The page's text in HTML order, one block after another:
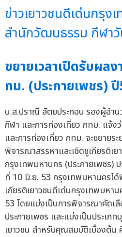
ข่าวเยาวชนดีเด่นกรุง
สำนักวัฒนธรรม กีฬา
ขยายเวลาเปิดรับผล
ทม. (ประกายเพชร)
น.ส.ปราณี สัตยประกอบ รองผู้อำ
กีฬา และการท่องเที่ยว กทม. แจ้
และการท่องเที่ยว กทม. จะขยายร
พิจารณาสรรหาและเชิดชูเกียรติเย
กรุงเทพมหานคร (ประกายเพชร)
ที่ 10 มิ.ย. 53 กรุงเทพมหานครไ
เกียรติเยาวชนดีเด่นกรุงเทพมหาน
53 โดยแบ่งเป็นการพิจารณาคัดเลื
ประกายเพชร และแบ่งเป็นประเภ
เยาวชน สำหรับคุณสมบัติเบื้องต้